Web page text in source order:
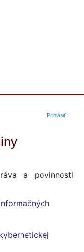
Prihlásiť
a povinnosti